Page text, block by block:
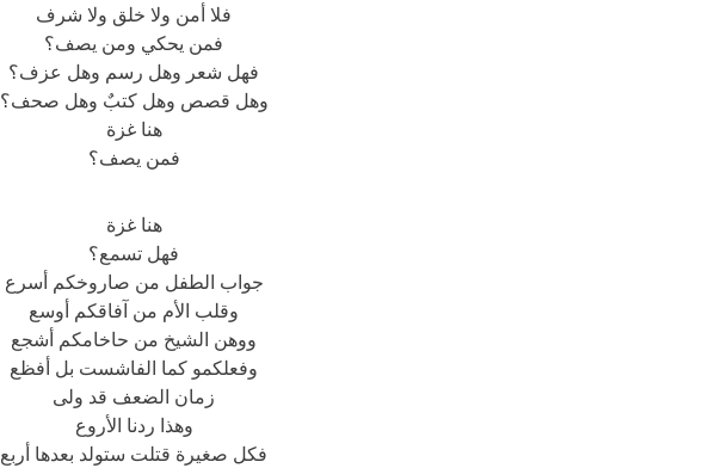
فلا أمن ولا خلق ولا شرف
فمن يحكي ومن يصف؟
فهل شعر وهل رسم وهل عزف؟
وهل قصص وهل كتبٌ وهل صحف؟
هنا غزة
فمن يصف؟
هنا غزة
فهل تسمع؟
جواب الطفل من صاروخكم أسرع
وقلب الأم من آفاقكم أوسع
ووهن الشيخ من حاخامكم أشجع
وفعلكمو كما الفاشست بل أفظع
زمان الضعف قد ولى
وهذا ردنا الأروع
فكل صغيرة قتلت ستولد بعدها أربع